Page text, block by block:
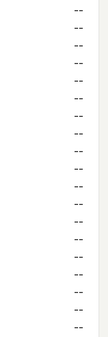
--
--
--
--
--
--
--
--
--
--
--
--
--
--
--
--
--
--
--